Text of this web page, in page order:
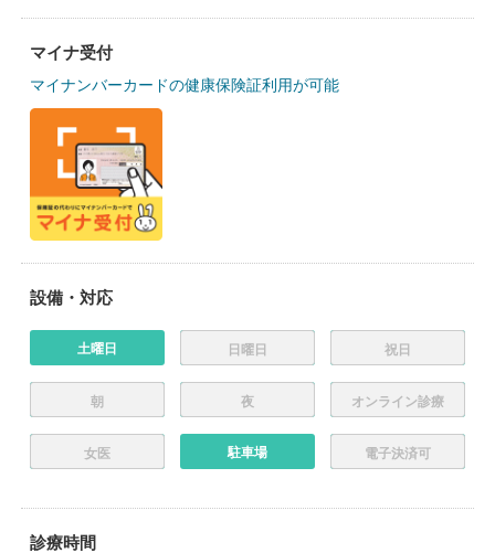
マイナ受付
マイナンバーカードの健康保険証利用が可能
設備・対応
土曜日 日曜日 祝日
朝 夜 オンライン診療
女医 駐車場 電子決済可
診療時間